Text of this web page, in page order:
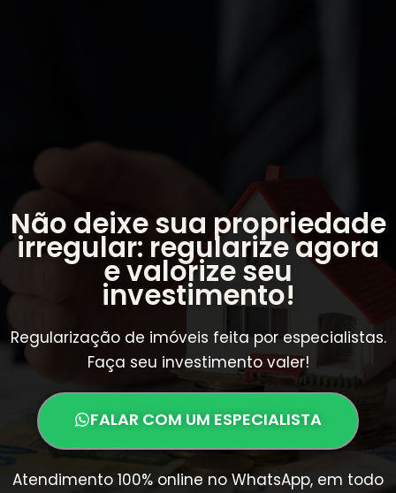
Não deixe sua propriedade
irregular: regularize agora
e valorize seu
investimento!
Regularização de imóveis feita por especialistas.
Faça seu investimento valer!
FALAR COM UM ESPECIALISTA
Atendimento 100% online no WhatsApp, em todo